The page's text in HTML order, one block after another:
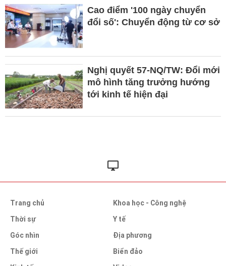
Cao điểm '100 ngày chuyển
đổi số': Chuyển động từ cơ sở
Nghị quyết 57-NQ/TW: Đổi mới
mô hình tăng trưởng hướng
tới kinh tế hiện đại
Trang chủ
Thời sự
Góc nhìn
Thế giới
Khoa học - Công nghệ
Y tế
Địa phương
Biển đảo